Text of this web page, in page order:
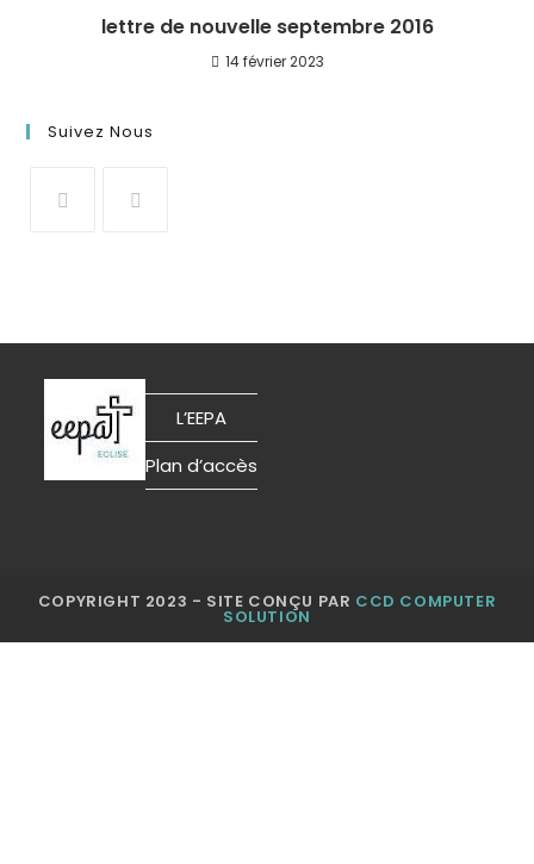
lettre de nouvelle septembre 2016
14 février 2023
Suivez Nous
L’EEPA
Plan d’accès
COPYRIGHT 2023 - SITE CONÇU PAR CCD COMPUTER
SOLUTION